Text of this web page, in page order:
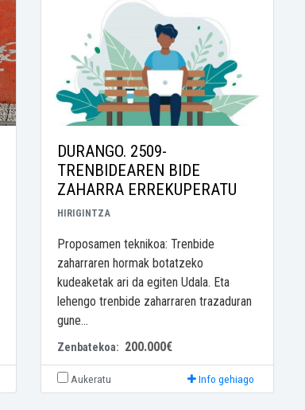
DURANGO. 2509-
TRENBIDEAREN BIDE
ZAHARRA ERREKUPERATU
HIRIGINTZA
Proposamen teknikoa: Trenbide
zaharraren hormak botatzeko
kudeaketak ari da egiten Udala. Eta
lehengo trenbide zaharraren trazaduran
gune...
Zenbatekoa: 200.000€
Aukeratu Info gehiago